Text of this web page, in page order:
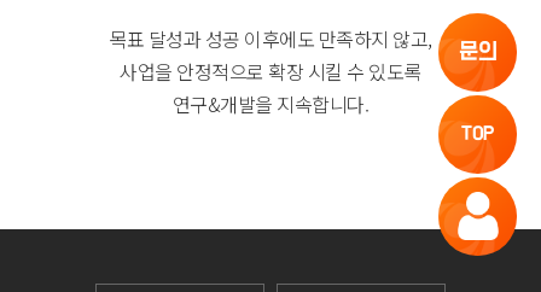
목표 달성과 성공 이후에도 만족하지 않고,
사업을 안정적으로 확장 시킬 수 있도록
연구&개발을 지속합니다.
문의
TOP